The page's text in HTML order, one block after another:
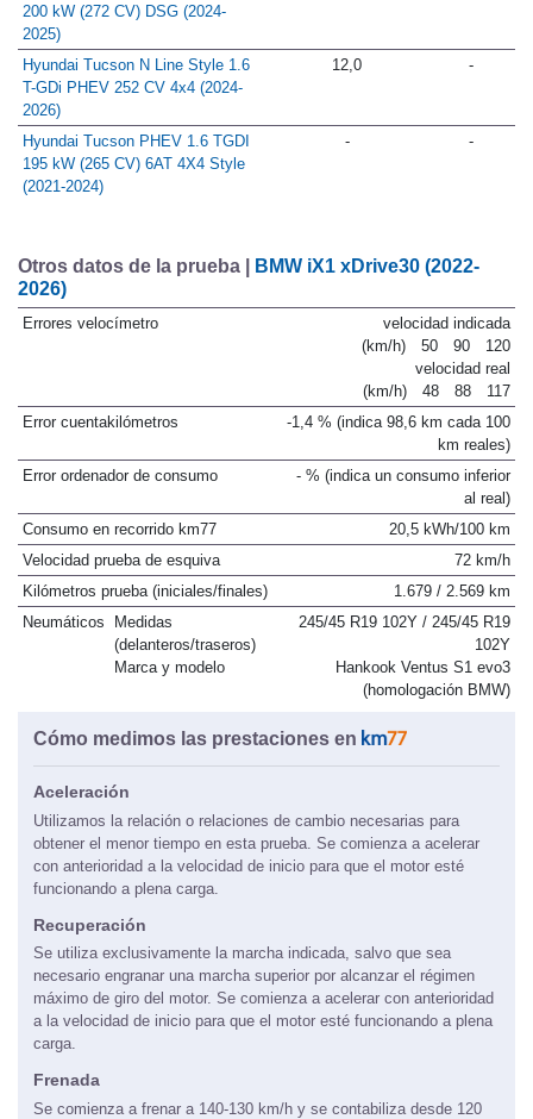
200 kW (272 CV) DSG (2024-
2025)
Hyundai Tucson N Line Style 1.6
T-GDi PHEV 252 CV 4x4 (2024-
2026)
12,0 -
Hyundai Tucson PHEV 1.6 TGDI
195 kW (265 CV) 6AT 4X4 Style
(2021-2024)
- -
Otros datos de la prueba | BMW iX1 xDrive30 (2022-
2026)
Errores velocímetro
velocidad indicada
(km/h)
50 90
120
velocidad real
(km/h)
48 88
117
Error cuentakilómetros
-1,4 % (indica 98,6 km cada 100
km reales)
Error ordenador de consumo
- % (indica un consumo inferior
al real)
Consumo en recorrido km77
20,5 kWh/100 km
Velocidad prueba de esquiva
72 km/h
Kilómetros prueba (iniciales/finales)
1.679 / 2.569 km
Neumáticos
Medidas
(delanteros/traseros)
Marca y modelo
245/45 R19 102Y / 245/45 R19
102Y
Hankook Ventus S1 evo3
(homologación BMW)
Cómo medimos las prestaciones en
Aceleración
Utilizamos la relación o relaciones de cambio necesarias para
obtener el menor tiempo en esta prueba. Se comienza a acelerar
con anterioridad a la velocidad de inicio para que el motor esté
funcionando a plena carga.
Recuperación
Se utiliza exclusivamente la marcha indicada, salvo que sea
necesario engranar una marcha superior por alcanzar el régimen
máximo de giro del motor. Se comienza a acelerar con anterioridad
a la velocidad de inicio para que el motor esté funcionando a plena
carga.
Frenada
Se comienza a frenar a 140-130 km/h y se contabiliza desde 120